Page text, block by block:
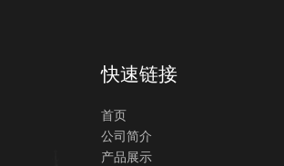
快速链接
首页
公司简介
产品展示